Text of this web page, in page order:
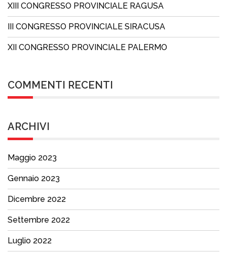
XIII CONGRESSO PROVINCIALE RAGUSA
III CONGRESSO PROVINCIALE SIRACUSA
XII CONGRESSO PROVINCIALE PALERMO
COMMENTI RECENTI
ARCHIVI
Maggio 2023
Gennaio 2023
Dicembre 2022
Settembre 2022
Luglio 2022